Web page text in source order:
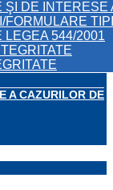
ŞI DE
FORMULARE
LEGEA 544/2001
A CAZURILOR DE